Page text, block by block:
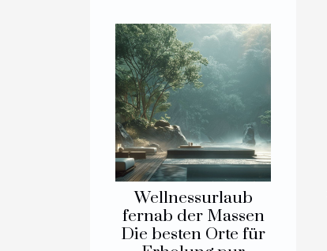
Wellnessurlaub
fernab der Massen
Die besten Orte für